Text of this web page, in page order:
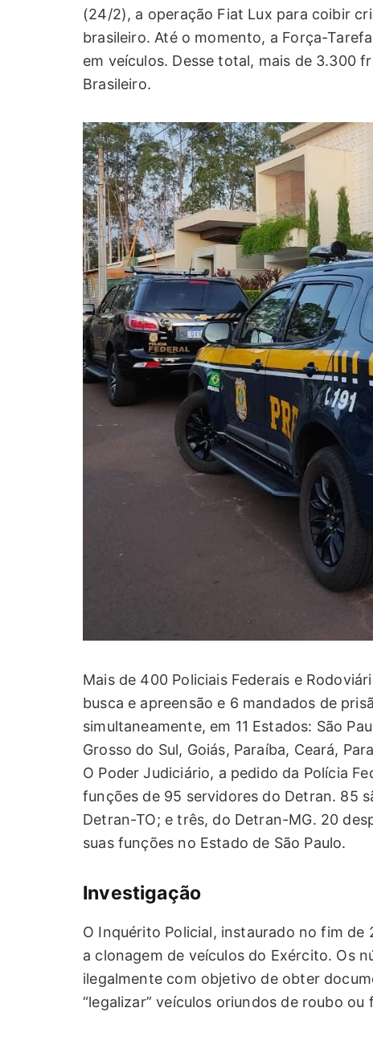
(24/2), a operação Fiat Lux para coibir
brasileiro. Até o momento, a Força-
em veículos. Desse total, mais de 3.300
Brasileiro.
Mais de 400 Policiais Federais e
busca e apreensão e 6 mandados de
simultaneamente, em 11 Estados: São
Grosso do Sul, Goiás, Paraíba, Ceará,
O Poder Judiciário, a pedido da Polícia
funções de 95 servidores do Detran. 85
Detran-TO; e três, do Detran-MG. 20
suas funções no Estado de São Paulo.
Investigação
O Inquérito Policial, instaurado no fim
a clonagem de veículos do Exército. Os
ilegalmente com objetivo de obter
“legalizar” veículos oriundos de roubo ou